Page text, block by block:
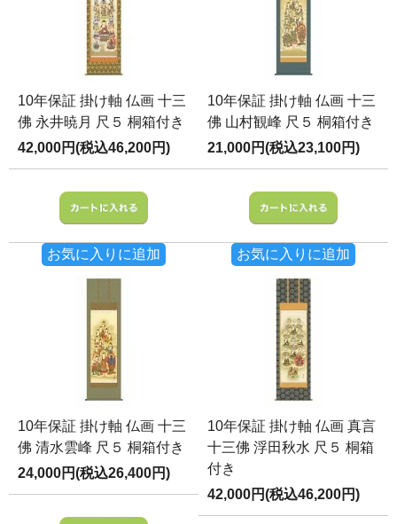
10年保証 掛け軸 仏画 十三
佛 永井暁月 尺５ 桐箱付き
42,000円(税込46,200円)
お気に入りに追加
10年保証 掛け軸 仏画 十三
佛 山村観峰 尺５ 桐箱付き
21,000円(税込23,100円)
お気に入りに追加
10年保証 掛け軸 仏画 十三
佛 清水雲峰 尺５ 桐箱付き
24,000円(税込26,400円)
10年保証 掛け軸 仏画 真言
十三佛 浮田秋水 尺５ 桐箱
付き
42,000円(税込46,200円)